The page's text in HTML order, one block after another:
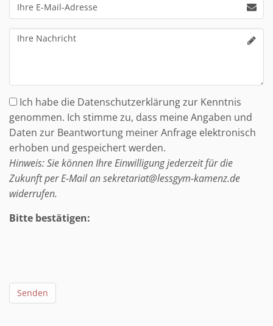
E-
Mail-
Ihre
Ich habe die Datenschutzerklärung zur Kenntnis
genommen. Ich stimme zu, dass meine Angaben und
Daten zur Beantwortung meiner Anfrage elektronisch
erhoben und gespeichert werden.
Hinweis: Sie können Ihre Einwilligung jederzeit für die
Zukunft per E-Mail an sekretariat@lessgym-kamenz.de
widerrufen.
Bitte bestätigen:
Senden